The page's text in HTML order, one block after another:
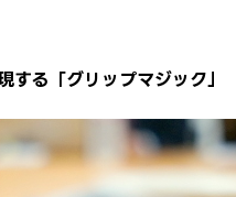
る「グリップマジック」